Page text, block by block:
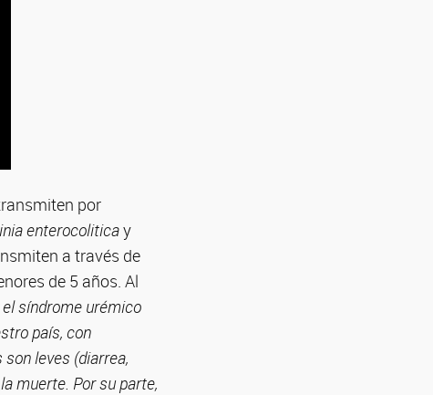
por
enterocoliticay
a través de
de 5 años. Al
el síndrome urémico
país, con
leves (diarrea,
muerte. Por su parte,